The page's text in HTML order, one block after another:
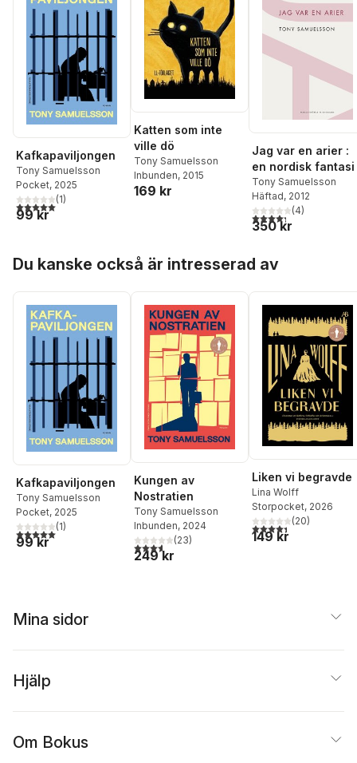
Kafkapaviljongen
Tony Samuelsson
Pocket, 2025
5,0utav 5 stjärnor. Totalt antal röster:
(1)
99 kr
Katten som inte
ville dö
Tony Samuelsson
Inbunden, 2015
169 kr
Jag var en arier :
en nordisk fantasi
Tony Samuelsson
Häftad, 2012
4,3utav 5 stjärnor.
(4)
350 kr
Du kanske också är intresserad av
Kafkapaviljongen
Tony Samuelsson
Pocket, 2025
5,0utav 5 stjärnor. Totalt antal röster:
(1)
99 kr
Kungen av
Nostratien
Tony Samuelsson
Inbunden, 2024
3,6utav 5 stjärnor. Totalt antal röster:
(23)
249 kr
Liken vi begravde
Lina Wolff
Storpocket, 2026
4,4utav 5 stjärnor.
(20)
149 kr
Mina sidor
Hjälp
Om Bokus